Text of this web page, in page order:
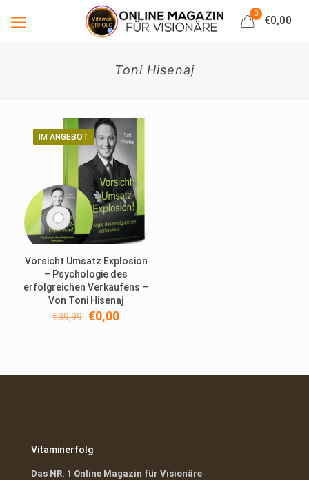
0
€0,00
Toni Hisenaj
IM ANGEBOT
Vorsicht Umsatz Explosion
– Psychologie des
erfolgreichen Verkaufens –
Von Toni Hisenaj
€39,99 Ursprünglicher
€0,00Aktueller
Vitaminerfolg
Das NR. 1 Online Magazin für Visionäre